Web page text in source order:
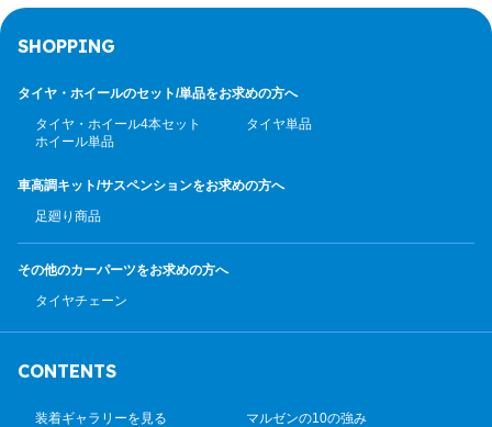
SHOPPING
タイヤ・ホイールのセット/単品をお求めの方へ
タイヤ・ホイール4本セット
タイヤ単品
ホイール単品
車高調キット/サスペンションをお求めの方へ
足廻り商品
その他のカーパーツをお求めの方へ
タイヤチェーン
CONTENTS
装着ギャラリーを見る マルゼンの10の強み